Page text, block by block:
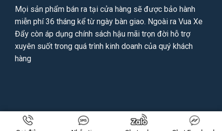
Mọi sản phẩm bán ra tại cửa hàng sẽ được bảo hành
miễn phí 36 tháng kể từ ngày bàn giao. Ngoài ra Vua Xe
Đẩy còn áp dụng chính sách hậu mãi trọn đời hỗ trợ
xuyên suốt trong quá trình kinh doanh của quý khách
hàng
Copyright 2026 © VUAXEDAYBANHANG.VNAll Rights Reserved